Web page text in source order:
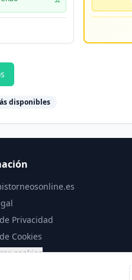
disponibles
Privacidad
Cookies
cookies